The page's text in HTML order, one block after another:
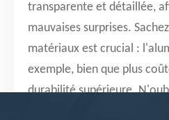
transparente et détaillée,
mauvaises surprises.
matériaux est crucial :
exemple, bien que plus
durabilité supérieure.